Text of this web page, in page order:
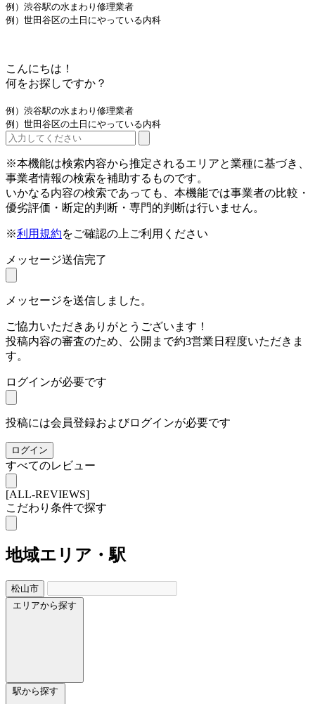
例）渋谷駅の水まわり修理業者
例）世田谷区の土日にやっている内科
こんにちは！
何をお探しですか？
例）渋谷駅の水まわり修理業者
例）世田谷区の土日にやっている内科
※本機能は検索内容から推定されるエリアと業種に基づき、
事業者情報の検索を補助するものです。
いかなる内容の検索であっても、本機能では事業者の比較・
優劣評価・断定的判断・専門的判断は行いません。
※利用規約をご確認の上ご利用ください
メッセージ送信完了
メッセージを送信しました。
ご協力いただきありがとうございます！
投稿内容の審査のため、公開まで約3営業日程度いただきま
す。
ログインが必要です
投稿には会員登録およびログインが必要です
ログイン
すべてのレビュー
[ALL-REVIEWS]
こだわり条件で探す
地域エリア・駅
松山市
エリアから探す
駅から探す